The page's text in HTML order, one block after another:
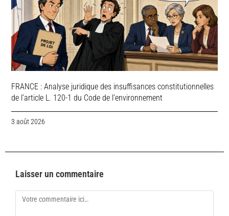
FRANCE : Analyse juridique des insuffisances constitutionnelles
de l’article L. 120-1 du Code de l’environnement
3 août 2026
Laisser un commentaire